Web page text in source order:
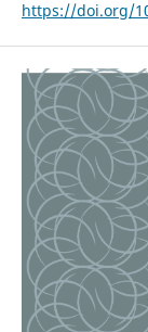
https://doi.org/